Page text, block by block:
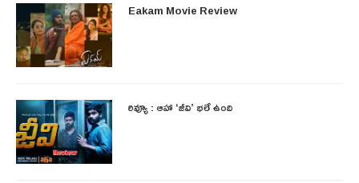
Eakam Movie Review
రివ్యూ : ఆహా ‘జీవి’ భలే ఉంది